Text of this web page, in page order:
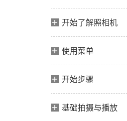
开始了解照相机
使用菜单
开始步骤
基础拍摄与播放